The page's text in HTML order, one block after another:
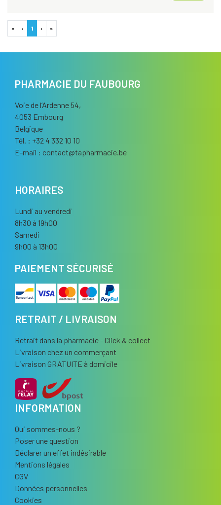
« ‹ 1 › »
PHARMACIE DU FAUBOURG
Voie de l’Ardenne 54,
4053 Embourg
Belgique
Tél. : +32 4 332 10 10
E-mail : contact@tapharmacie.be
HORAIRES
Lundi au vendredi
8h30 à 19h00
Samedi
9h00 à 13h00
PAIEMENT SÉCURISÉ
RETRAIT / LIVRAISON
Retrait dans la pharmacie - Click & collect
Livraison chez un commerçant
Livraison GRATUITE à domicile
INFORMATION
Qui sommes-nous ?
Poser une question
Déclarer un effet indésirable
Mentions légales
CGV
Données personnelles
Cookies